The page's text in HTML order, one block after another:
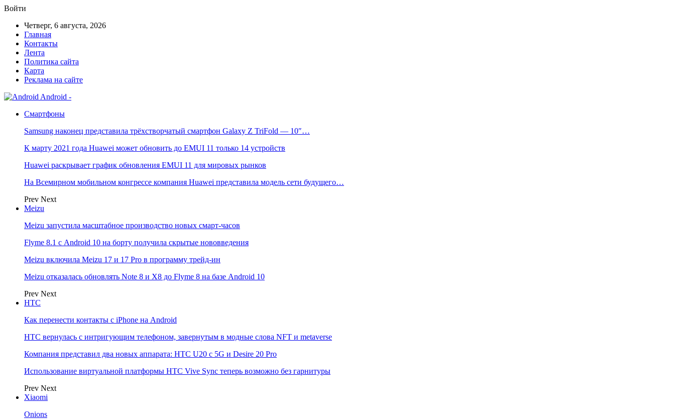
Войти
Четверг, 6 августа, 2026
Главная
Контакты
Лента
Политика сайта
Карта
Реклама на сайте
Android -
Смартфоны
Samsung наконец представила трёхстворчатый смартфон Galaxy Z TriFold — 10″…
К марту 2021 года Huawei может обновить до EMUI 11 только 14 устройств
Huawei раскрывает график обновления EMUI 11 для мировых рынков
На Всемирном мобильном конгрессе компания Huawei представила модель сети будущего…
Prev Next
Meizu
Meizu запустила масштабное производство новых смарт-часов
Flyme 8.1 с Android 10 на борту получила скрытые нововведения
Meizu включила Meizu 17 и 17 Pro в программу трейд-ин
Meizu отказалась обновлять Note 8 и X8 до Flyme 8 на базе Android 10
Prev Next
НТС
Как перенести контакты с iPhone на Android
HTC вернулась с интригующим телефоном, завернутым в модные слова NFT и metaverse
Компания представил два новых аппарата: HTC U20 с 5G и Desire 20 Pro
Использование виртуальной платформы HTC Vive Sync теперь возможно без гарнитуры
Prev Next
Xiaomi
Onions